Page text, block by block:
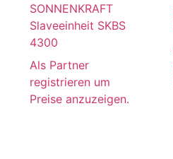
SONNENKRAFT
Slaveeinheit SKBS
4300
Als Partner
registrieren um
Preise anzuzeigen.